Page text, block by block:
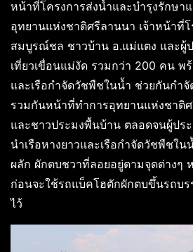
หน้าที่โครงการส่งน้ำและบำรุงรักษา
อุทยานแห่งชาติศรีลานนา เจ้าหน้าที่
สมบูรณ์ชล ชาวบ้าน อ.แม่แตง และผู้
เที่ยวเขื่อนแม่งัด รวมกว่า 200 คน พ
และเรือกำจัดวัชพืชในน้ำ ช่วยกันกำ
รวมกันหน้าที่ทำการอุทยานแห่งชาติ
และชาวประมงพื้นบ้าน ตลอดจนผู้ปร
นำเรือหางยาวและเรือกำจัดวัชพืชใ
ผลัก ผักตบชวาที่ลอยอยู่ตามจุดต่างๆ
ก่อนจะใช้รถแบ็คโฮตักผักตบขึ้นรถบ
ไว้